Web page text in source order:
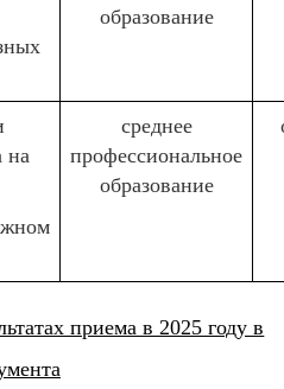
образование
на
среднее
профессиональное
образование
приема в 2025 году в